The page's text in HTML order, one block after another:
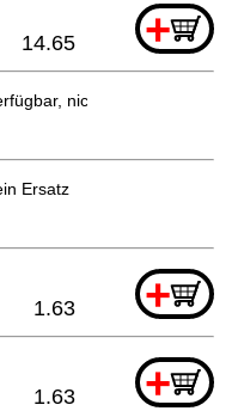
+
14.65
nicht bestellbar
Ersatz
+
1.63
+
1.63